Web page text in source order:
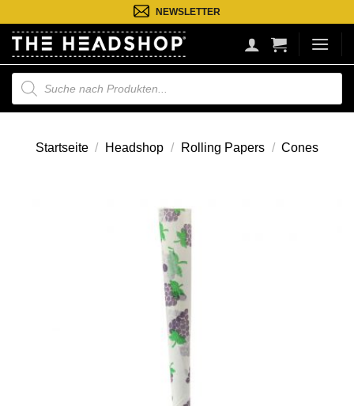
Inhalt
springen
NEWSLETTER
Suche
nach
Produkten
Startseite / Headshop / Rolling Papers / Cones